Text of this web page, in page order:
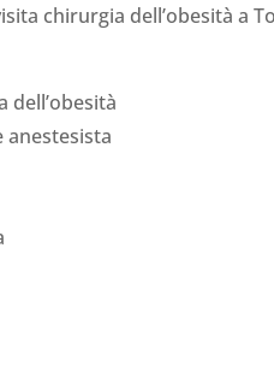
chirurgia dell’obesità a
dell’obesità
anestesista